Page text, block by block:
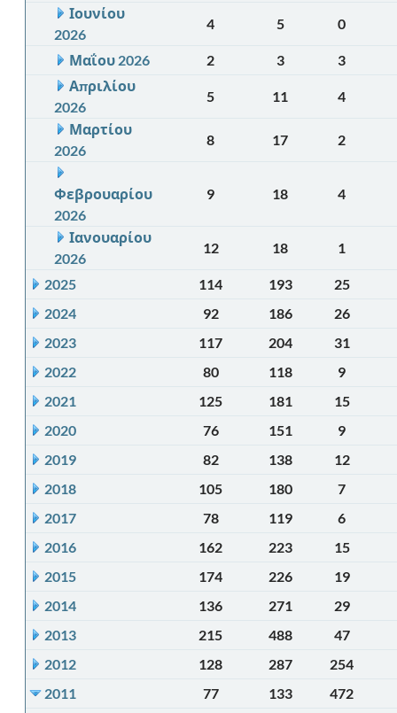
Ιουνίου
2026
4 5 0
Μαΐου 2026 2 3
3
Απριλίου
2026
5 11
4
Μαρτίου
2026
8 17 2
Φεβρουαρίου
2026
9 18 4
Ιανουαρίου
2026
12 18 1
2025 114 193
25
2024
92 186
26
2023
117 204
31
2022
80 118
9
2021
125 181
15
2020
76 151
9
2019
82 138
12
2018
105 180
7
2017
78 119
6
2016
162 223
15
2015
174 226
19
2014
136 271
29
2013
215 488
47
2012
128 287
254
2011
77 133 472